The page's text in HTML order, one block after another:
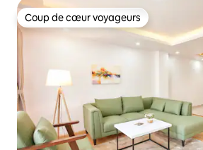
Coup de cœur voyageurs
Coup de cœur voyageurs